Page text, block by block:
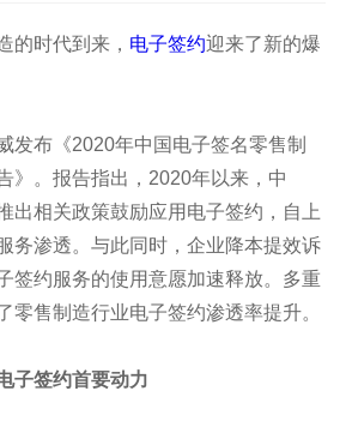
的时代到来， 电子签约迎来了新的爆
发布《2020年中国电子签名零售制
》。报告指出，2020年以来，中
出相关政策鼓励应用电子签约，自上
务渗透。与此同时，企业降本提效诉
签约服务的使用意愿加速释放。多重
零售制造行业电子签约渗透率提升。
子签约首要动力